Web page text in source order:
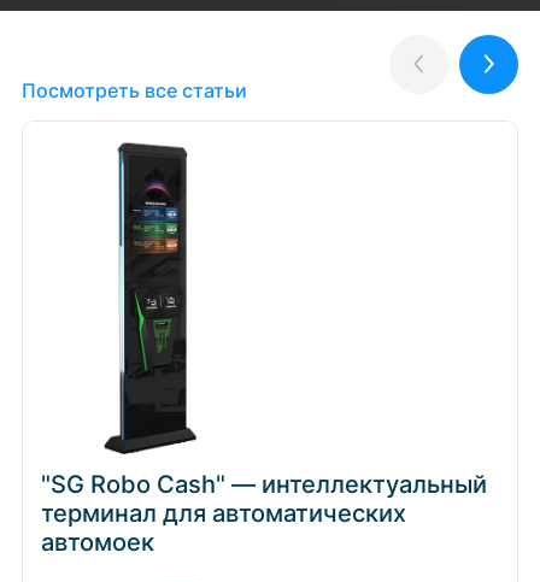
Посмотреть все статьи
Назад
"SG Robo Cash" — интеллектуальный
терминал для автоматических
автомоек